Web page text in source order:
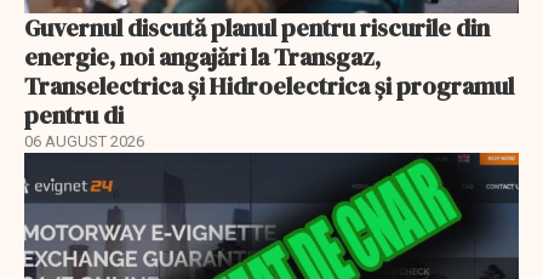
Guvernul discută planul pentru riscurile din
energie, noi angajări la Transgaz,
Transelectrica și Hidroelectrica și programul
pentru di
06 AUGUST 2026